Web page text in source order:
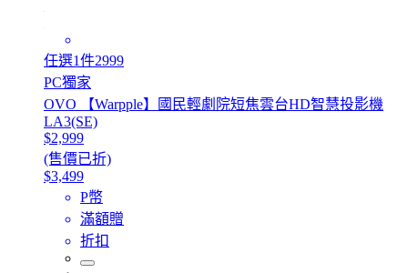
任選1件2999
PC獨家
OVO 【Warpple】國民輕劇院短焦雲台HD智慧投影機
LA3(SE)
$2,999
(售價已折)
$3,499
P幣
滿額贈
折扣